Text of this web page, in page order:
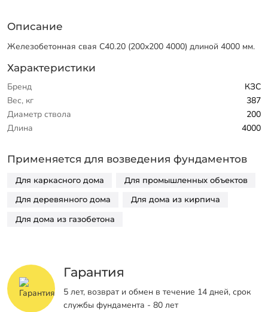
Описание
Железобетонная свая С40.20 (200х200 4000) длиной 4000 мм.
Характеристики
Бренд
КЗС
Вес, кг
387
Диаметр ствола
200
Длина
4000
Применяется для возведения фундаментов
Для каркасного дома Для промышленных объектов
Для деревянного дома Для дома из кирпича
Для дома из газобетона
Гарантия
5 лет, возврат и обмен в течение 14 дней, срок
службы фундамента - 80 лет